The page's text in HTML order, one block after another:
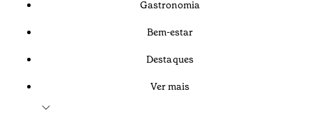
Gastronomia
Bem-estar
Destaques
Ver mais